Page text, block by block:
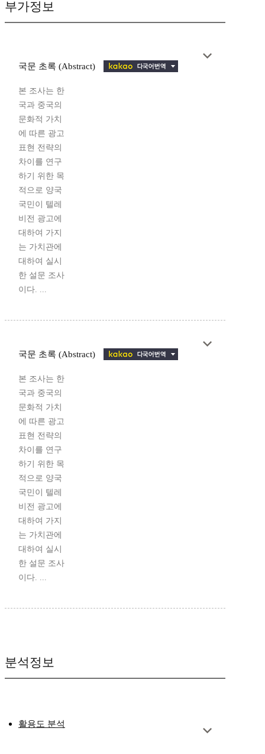
부가정보
국문 초록 (Abstract)
본 조사는 한
국과 중국의
문화적 가치
에 따른 광고
표현 전략의
차이를 연구
하기 위한 목
적으로 양국
국민이 텔레
비전 광고에
대하여 가지
는 가치관에
대하여 실시
한 설문 조사
이다. ...
국문 초록 (Abstract)
본 조사는 한
국과 중국의
문화적 가치
에 따른 광고
표현 전략의
차이를 연구
하기 위한 목
적으로 양국
국민이 텔레
비전 광고에
대하여 가지
는 가치관에
대하여 실시
한 설문 조사
이다. ...
분석정보
활용도 분석